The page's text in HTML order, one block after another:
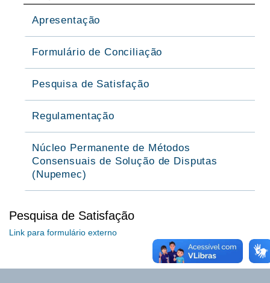
Pesquisa de Satisfação
Link para formulário externo
Apresentação
Formulário de Conciliação
Pesquisa de Satisfação
Regulamentação
Núcleo Permanente de Métodos
Consensuais de Solução de Disputas
(Nupemec)